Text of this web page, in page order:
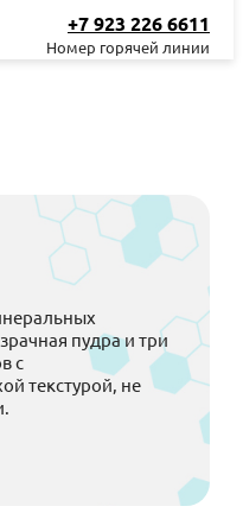
+7 923 226 6611
Номер горячей линии
пудра и три
с
текстурой, не